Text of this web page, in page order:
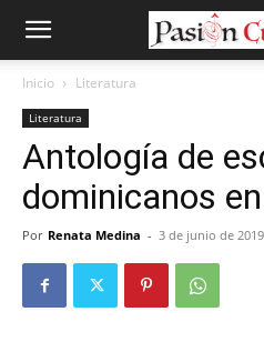
Inicio Literatura
Literatura
Antología de
dominicanos
Por Renata Medina - 3 de junio de 2019